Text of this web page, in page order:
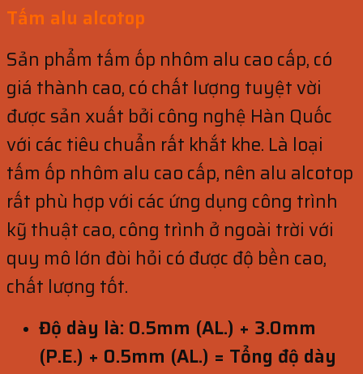
Tấm alu alcotop
Sản phẩm tấm ốp nhôm alu cao cấp, có
giá thành cao, có chất lượng tuyệt vời
được sản xuất bởi công nghệ Hàn Quốc
với các tiêu chuẩn rất khắt khe. Là loại
tấm ốp nhôm alu cao cấp, nên alu alcotop
rất phù hợp với các ứng dụng công trình
kỹ thuật cao, công trình ở ngoài trời với
quy mô lớn đòi hỏi có được độ bền cao,
chất lượng tốt.
Độ dày là: 0.5mm (AL.) + 3.0mm
(P.E.) + 0.5mm (AL.) = Tổng độ dày